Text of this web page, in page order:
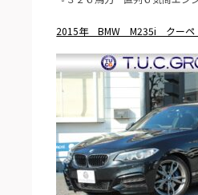
2015年 BMW M235i クーペ